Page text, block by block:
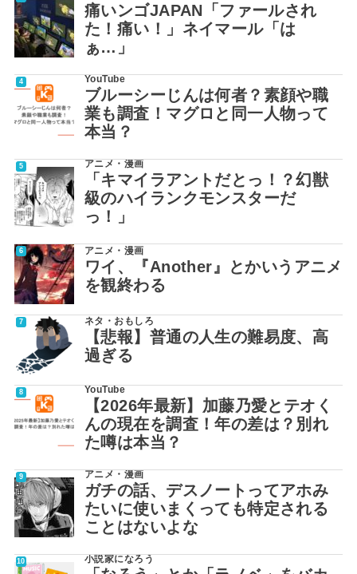
痛いンゴJAPAN「ファールされ
た！痛い！」ネイマール「は
ぁ…」
YouTube
ブルーシーじんは何者？素顔や職
業も調査！マグロと同一人物って
本当？
アニメ・漫画
「キマイラアントだとっ！？幻獣
級のハイランクモンスターだ
っ！」
アニメ・漫画
ワイ、『Another』とかいうアニメ
を観終わる
ネタ・おもしろ
【悲報】普通の人生の難易度、高
過ぎる
YouTube
【2026年最新】加藤乃愛とテオく
んの現在を調査！年の差は？別れ
た噂は本当？
アニメ・漫画
ガチの話、デスノートってアホみ
たいに使いまくっても特定される
ことはないよな
小説家になろう